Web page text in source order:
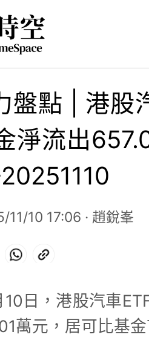
盤點 | 港股
淨流出
11/10 17:06 · 趙銳峯
LinkedInWhatsApp
10日，港股汽車
萬元，居可比基金